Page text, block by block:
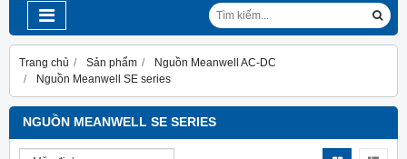
Trang chủ Sản phẩm
Nguồn Meanwell AC-DC
Nguồn Meanwell SE series
NGUỒN MEANWELL SE SERIES